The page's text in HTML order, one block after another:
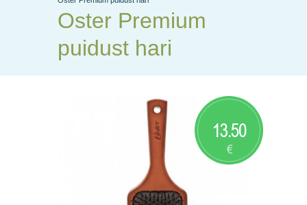
Oster Premium
puidust hari
13.50
€